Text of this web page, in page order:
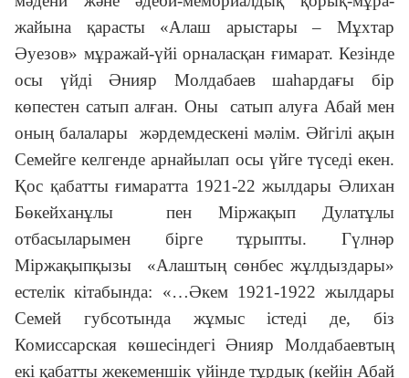
жайына қарасты «Алаш арыстары – Мұхтар
Әуезов» мұражай-үйі орналасқан ғимарат. Кезінде
осы үйді Әнияр Молдабаев шаһардағы бір
көпестен сатып алған. Оны сатып алуға Абай мен
оның бала­лары жәрдемдескені мәлім. Әйгілі ақын
Семейге келгенде арнайылап осы үйге түседі екен.
Қос қабатты ғимаратта 1921-22 жылдары Әлихан
Бөкейханұлы пен Міржақып Дулатұлы
отбасыларымен бірге тұрыпты. Гүлнәр
Міржақыпқызы «Алаштың сөнбес жұлдыздары»
естелік кітабында: «…Әкем 1921-1922 жылдары
Семей губсотында жұмыс істеді де, біз
Комиссарская көшесіндегі Әнияр Молдабаевтың
екі қабат­ты же­кеменшік үйінде тұр­дық (кейін Абай